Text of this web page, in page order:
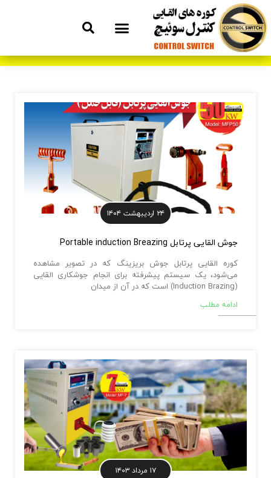
جوش القایی پرتابل Portable induction Breazing
۲۴ اردیبهشت ۱۴۰۴
کوره القایی پرتابل جوش بریزینگ که در تصویر مشاهده
می‌شود، یک سیستم پیشرفته برای انجام جوشکاری القایی
ادامه مطلب
۱۷ مرداد ۱۴۰۳